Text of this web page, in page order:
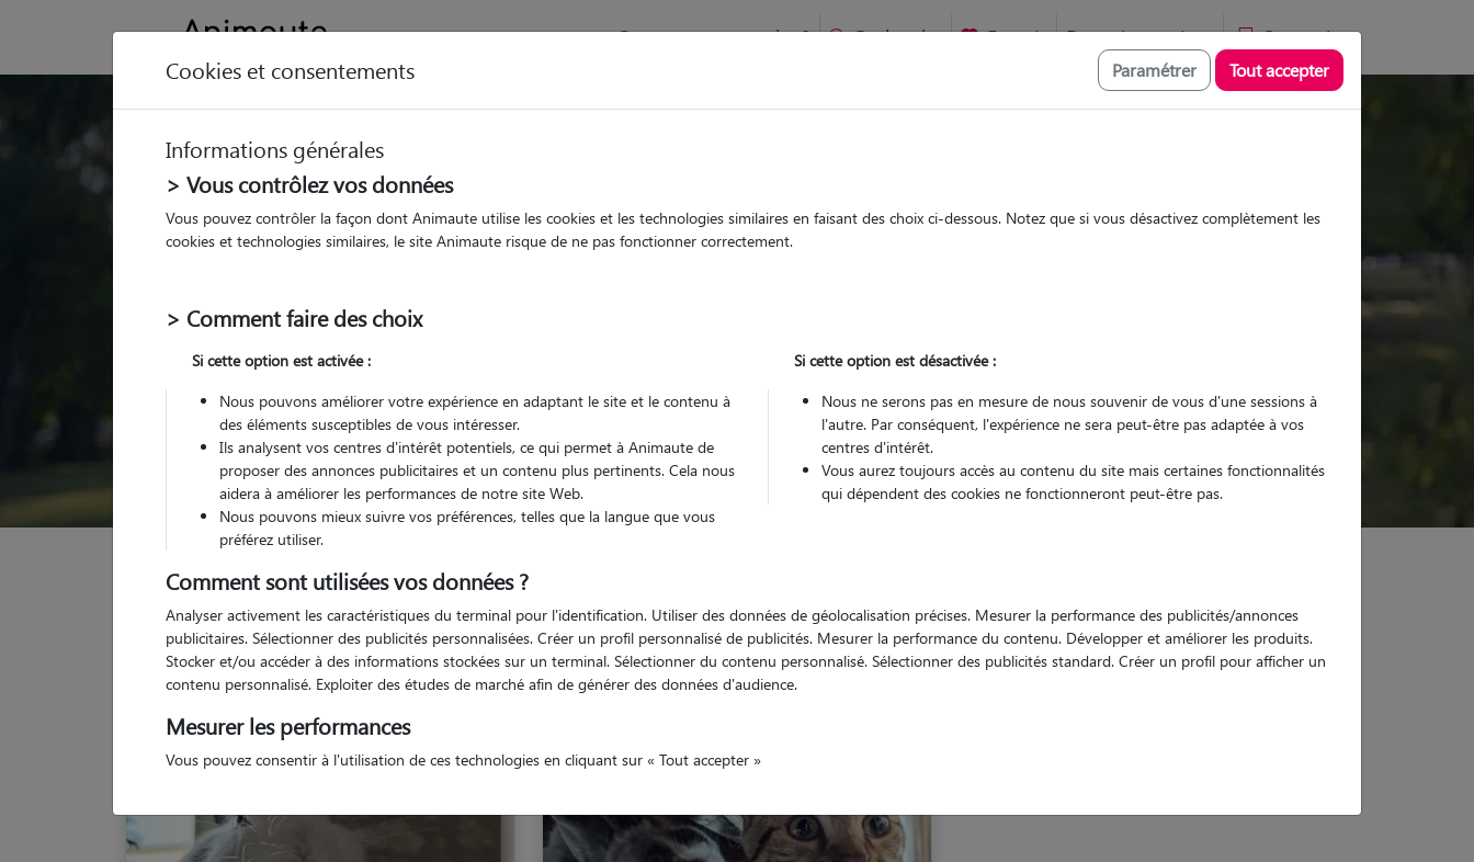
Comment ça marche ? Recherche Favoris Devenir pet sitter Connexion
Trouvez votre gardien idéal !
Parmi nospet sitters vérifiés chez le Pet Sitter
chez le Pet Sitter Visites
Visites
Pour quel animal ?
Trouver mon Pet Sitter
Garde animaux France Occitanie Gers Sainte-Gemme
Nos cat sitters à Sainte-Gemme
Cookies et consentements Paramétrer Tout accepter
Informations générales
> Vous contrôlez vos données
Vous pouvez contrôler la façon dont Animaute utilise les cookies et les technologies similaires en faisant des choix ci-dessous. Notez que si vous désactivez complètement les
cookies et technologies similaires, le site Animaute risque de ne pas fonctionner correctement.
> Comment faire des choix
Si cette option est activée :
Nous pouvons améliorer votre expérience en adaptant le site et le contenu à
des éléments susceptibles de vous intéresser.
Ils analysent vos centres d'intérêt potentiels, ce qui permet à Animaute de
proposer des annonces publicitaires et un contenu plus pertinents. Cela nous
aidera à améliorer les performances de notre site Web.
Nous pouvons mieux suivre vos préférences, telles que la langue que vous
préférez utiliser.
Si cette option est désactivée :
Nous ne serons pas en mesure de nous souvenir de vous d'une sessions à
l'autre. Par conséquent, l'expérience ne sera peut-être pas adaptée à vos
centres d'intérêt.
Vous aurez toujours accès au contenu du site mais certaines fonctionnalités
qui dépendent des cookies ne fonctionneront peut-être pas.
Comment sont utilisées vos données ?
Analyser activement les caractéristiques du terminal pour l'identification. Utiliser des données de géolocalisation précises. Mesurer la performance des publicités/annonces
publicitaires. Sélectionner des publicités personnalisées. Créer un profil personnalisé de publicités. Mesurer la performance du contenu. Développer et améliorer les produits.
Stocker et/ou accéder à des informations stockées sur un terminal. Sélectionner du contenu personnalisé. Sélectionner des publicités standard. Créer un profil pour afficher un
contenu personnalisé. Exploiter des études de marché afin de générer des données d'audience.
Mesurer les performances
Vous pouvez consentir à l'utilisation de ces technologies en cliquant sur « Tout accepter »